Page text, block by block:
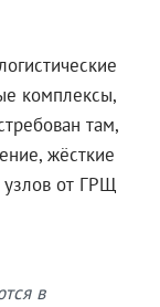
комплексы,
там,
жёсткие
узлов от ГРЩ
в